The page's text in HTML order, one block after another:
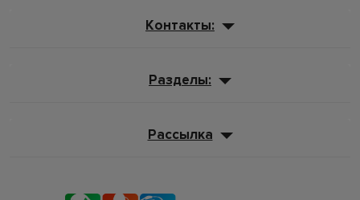
Контакты:
Разделы:
Рассылка